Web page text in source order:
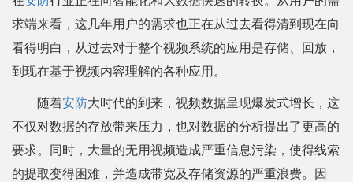
求端来看，这几年用户的需求也正在从过去看得清到现在向
看得明白，从过去对于整个视频系统的应用是存储、回放，
到现在基于视频内容理解的各种应用。
随着安防大时代的到来，视频数据呈现爆发式增长，这
不仅对数据的存放带来压力，也对数据的分析提出了更高的
要求。同时，大量的无用视频造成严重信息污染，使得线索
的提取变得困难，并造成带宽及存储资源的严重浪费。因